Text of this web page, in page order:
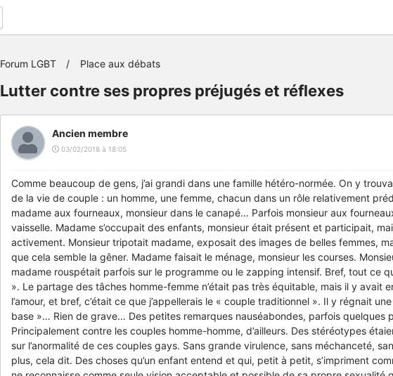
Forum LGBT Place aux débats
Lutter contre ses propres préjugés et réflexes
Ancien membre
03/02/2018 à 18:05
Comme beaucoup de gens, j’ai grandi dans une famille hétéro-normée. On y
de la vie de couple : un homme, une femme, chacun dans un rôle relativement
madame aux fourneaux, monsieur dans le canapé… Parfois monsieur aux
vaisselle. Madame s’occupait des enfants, monsieur était présent et participait,
activement. Monsieur tripotait madame, exposait des images de belles femmes,
que cela semble la gêner. Madame faisait le ménage, monsieur les courses.
madame rouspétait parfois sur le programme ou le zapping intensif. Bref, tout ce
». Le partage des tâches homme-femme n’était pas très équitable, mais il y avait
l’amour, et bref, c’était ce que j’appellerais le « couple traditionnel ». Il y régnait
base »… Rien de grave… Des petites remarques nauséabondes, parfois quelques
Principalement contre les couples homme-homme, d’ailleurs. Des stéréotypes
sur l’anormalité de ces couples gays. Sans grande virulence, sans méchanceté,
plus, cela dit. Des choses qu’un enfant entend et qui, petit à petit, s’impriment